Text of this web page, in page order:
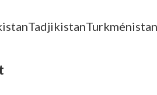
TadjikistanTurkménistan